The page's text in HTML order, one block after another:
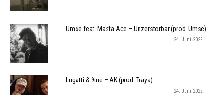
Umse feat. Masta Ace – Unzerstörbar (prod. Umse)
24. Juni 2022
Lugatti & 9ine – AK (prod. Traya)
24. Juni 2022